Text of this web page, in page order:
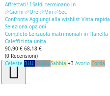
Affrettati! I Saldi terminano in
Giorni
Ore Min
Sec
Confronta Aggiungi alla wishlist Vista rapida
Seleziona opzioni
Completo Lenzuola matrimoniali in Flanella
Caleffi tinta unita
90,90 € 68,18 €
(0 Recensioni)
Celeste BLU Grigio Sabbia +3 Avorio Corda